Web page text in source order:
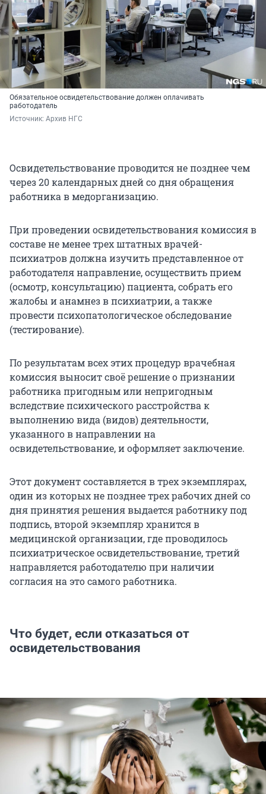
Обязательное освидетельствование должен оплачивать
работодатель
Источник: Архив НГС
Освидетельствование проводится не позднее чем
через 20 календарных дней со дня обращения
работника в медорганизацию.
При проведении освидетельствования комиссия в
составе не менее трех штатных врачей-
психиатров должна изучить представленное от
работодателя направление, осуществить прием
(осмотр, консультацию) пациента, собрать его
жалобы и анамнез в психиатрии, а также
провести психопатологическое обследование
(тестирование).
По результатам всех этих процедур врачебная
комиссия выносит своё решение о признании
работника пригодным или непригодным
вследствие психического расстройства к
выполнению вида (видов) деятельности,
указанного в направлении на
освидетельствование, и оформляет заключение.
Этот документ составляется в трех экземплярах,
один из которых не позднее трех рабочих дней со
дня принятия решения выдается работнику под
подпись, второй экземпляр хранится в
медицинской организации, где проводилось
психиатрическое освидетельствование, третий
направляется работодателю при наличии
согласия на это самого работника.
Что будет, если отказаться от
освидетельствования